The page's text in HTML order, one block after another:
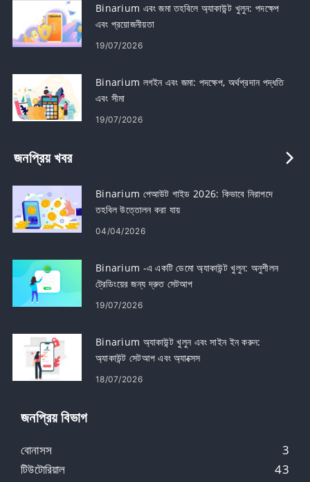
Binarium এবং জমা তহবিলে অ্যাকাউন্ট খুলুন: পদক্ষেপ
এবং প্রয়োজনীয়তা
19/07/2026
Binarium লগইন এবং জমা: পদক্ষেপ, অর্থপ্রদান পদ্ধতি
এবং সীমা
19/07/2026
জনপ্রিয় খবর
Binarium পেআউট গাইড 2026: কিভাবে নিরাপদে
তহবিল উত্তোলন করা যায়
04/04/2026
Binarium -এ একটি ডেমো অ্যাকাউন্ট খুলুন: অনুশীলন
ট্রেডিংয়ের জন্য দ্রুত সেটআপ
19/07/2026
Binarium অ্যাকাউন্ট খুলুন এবং সাইন ইন করুন:
অ্যাকাউন্ট সেটআপ এবং অ্যাক্সেস
18/07/2026
জনপ্রিয় বিভাগ
বোনাসস
3
টিউটোরিয়াল
43